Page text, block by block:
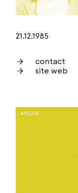
21.12.1985
contact
site web
ATELIER